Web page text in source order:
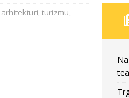
8. avgust
FOKUS
kao traganje za onim što ne
7. avgust
arhitekturi, turizmu,